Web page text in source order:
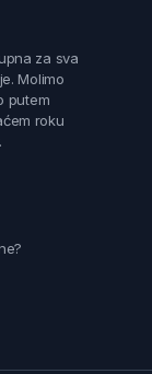
za sva
Molimo
putem
roku